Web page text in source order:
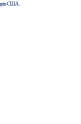
США.